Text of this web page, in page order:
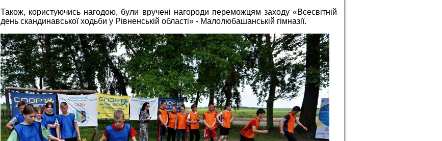
Також, користуючись нагодою, були вручені нагороди переможцям заходу «Всесвітній
день скандинавської ходьби у Рівненській області» - Малолюбашанській гімназії.